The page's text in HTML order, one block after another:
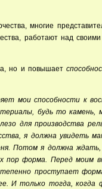
многие
работают над
но и повышает
мои способности к
будь то камень,
для производства
я должна увидеть
Потом я должна
пор форма. Перед моим
проступает
И только тогда, когда